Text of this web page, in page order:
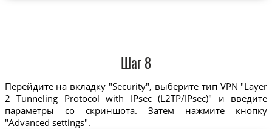
Шаг 8
Перейдите на вкладку "Security", выберите тип VPN "Layer
2 Tunneling Protocol with IPsec (L2TP/IPsec)" и введите
параметры со скриншота. Затем нажмите кнопку
"Advanced settings".